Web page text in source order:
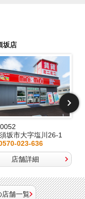
坂店
坂市大字塩川26-1
023-636
店舗詳細
店舗一覧